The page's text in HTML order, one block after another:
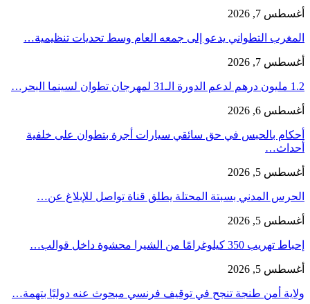
أغسطس 7, 2026
المغرب التطواني يدعو إلى جمعه العام وسط تحديات تنظيمية…
أغسطس 7, 2026
1.2 مليون درهم لدعم الدورة الـ31 لمهرجان تطوان لسينما البحر…
أغسطس 6, 2026
أحكام بالحبس في حق سائقي سيارات أجرة بتطوان على خلفية
أحداث…
أغسطس 5, 2026
الحرس المدني بسبتة المحتلة يطلق قناة تواصل للإبلاغ عن…
أغسطس 5, 2026
إحباط تهريب 350 كيلوغرامًا من الشيرا محشوة داخل قوالب…
أغسطس 5, 2026
ولاية أمن طنجة تنجح في توقيف فرنسي مبحوث عنه دوليًا بتهمة…